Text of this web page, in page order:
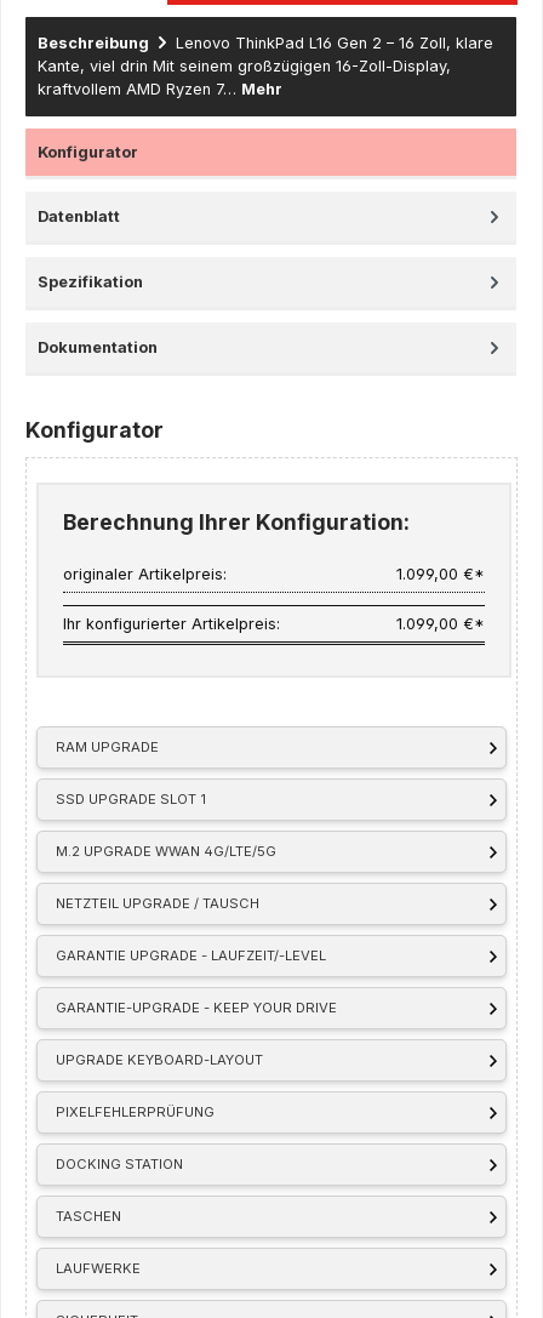
Beschreibung
Lenovo ThinkPad L16 Gen 2 – 16 Zoll, klare
Kante, viel drin Mit seinem großzügigen 16-Zoll-Display,
kraftvollem AMD Ryzen 7… Mehr
Konfigurator
Datenblatt
Spezifikation
Dokumentation
Konfigurator
RAM UPGRADE
SSD UPGRADE SLOT 1
M.2 UPGRADE WWAN 4G/LTE/5G
NETZTEIL UPGRADE / TAUSCH
GARANTIE UPGRADE - LAUFZEIT/-LEVEL
GARANTIE-UPGRADE - KEEP YOUR DRIVE
UPGRADE KEYBOARD-LAYOUT
PIXELFEHLERPRÜFUNG
DOCKING STATION
TASCHEN
LAUFWERKE
Berechnung Ihrer Konfiguration:
originaler Artikelpreis: 1.099,00 €*
Ihr konfigurierter Artikelpreis: 1.099,00 €*